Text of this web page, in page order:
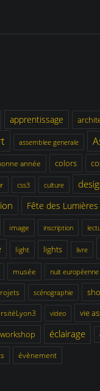
apprentissage
assemblee generale
année colors
css3 culture
Fête des Lumières
image inscription
light lights livre
musée nuit
scénographie
video vie
workshop éclairage
évènement